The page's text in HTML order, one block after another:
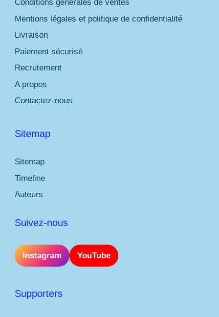
Conditions générales de ventes
Mentions légales et politique de confidentialité
Livraison
Paiement sécurisé
Recrutement
A propos
Contactez-nous
Sitemap
Sitemap
Timeline
Auteurs
Suivez-nous
Instagram YouTube
Supporters